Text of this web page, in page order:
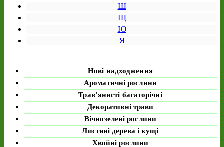
Ш
Щ
Ю
Я
Нові надходження
Ароматичні рослини
Трав’янисті багаторічні
Декоративні трави
Вічнозелені рослини
Листяні дерева і кущі
Хвойні рослини